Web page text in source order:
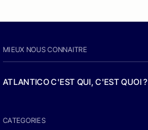
MIEUX NOUS CONNAITRE
ATLANTICO C'EST QUI, C'EST QUOI ?
CATEGORIES